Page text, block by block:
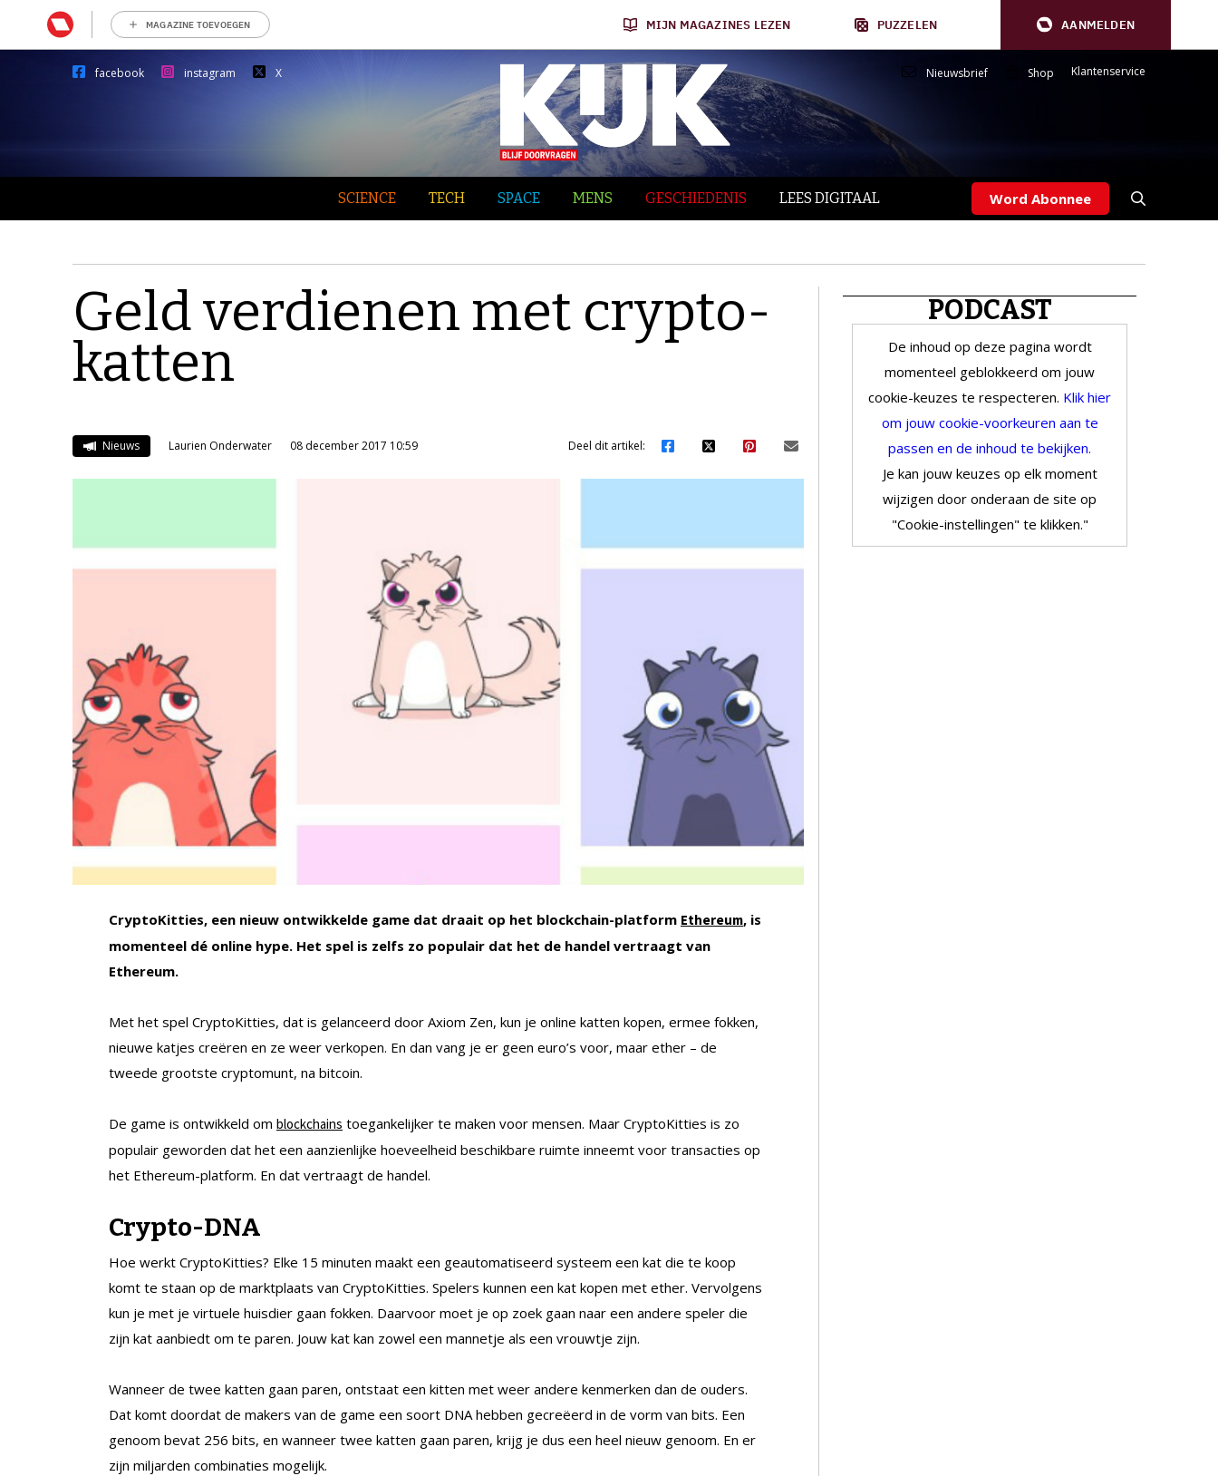
MAGAZINE TOEVOEGEN MIJN MAGAZINES LEZEN PUZZELEN AANMELDEN
facebook instagram X Nieuwsbrief Shop Klantenservice
SCIENCE TECH SPACE MENS GESCHIEDENIS LEES DIGITAAL Word Abonnee
Geld verdienen met crypto-
katten
Nieuws Laurien Onderwater 08 december 2017 10:59 Deel dit artikel:
CryptoKitties, een nieuw ontwikkelde game dat draait op het blockchain-platform Ethereum, is
momenteel dé online hype. Het spel is zelfs zo populair dat het de handel vertraagt van
Ethereum.
Met het spel CryptoKitties, dat is gelanceerd door Axiom Zen, kun je online katten kopen, ermee fokken,
nieuwe katjes creëren en ze weer verkopen. En dan vang je er geen euro’s voor, maar ether – de
tweede grootste cryptomunt, na bitcoin.
De game is ontwikkeld om blockchains toegankelijker te maken voor mensen. Maar CryptoKitties is zo
populair geworden dat het een aanzienlijke hoeveelheid beschikbare ruimte inneemt voor transacties op
het Ethereum-platform. En dat vertraagt de handel.
Crypto-DNA
Hoe werkt CryptoKitties? Elke 15 minuten maakt een geautomatiseerd systeem een kat die te koop
komt te staan op de marktplaats van CryptoKitties. Spelers kunnen een kat kopen met ether. Vervolgens
kun je met je virtuele huisdier gaan fokken. Daarvoor moet je op zoek gaan naar een andere speler die
zijn kat aanbiedt om te paren. Jouw kat kan zowel een mannetje als een vrouwtje zijn.
Wanneer de twee katten gaan paren, ontstaat een kitten met weer andere kenmerken dan de ouders.
Dat komt doordat de makers van de game een soort DNA hebben gecreëerd in de vorm van bits. Een
genoom bevat 256 bits, en wanneer twee katten gaan paren, krijg je dus een heel nieuw genoom. En er
zijn miljarden combinaties mogelijk.
PODCAST
De inhoud op deze pagina wordt
momenteel geblokkeerd om jouw
cookie-keuzes te respecteren. Klik hier
om jouw cookie-voorkeuren aan te
passen en de inhoud te bekijken.
Je kan jouw keuzes op elk moment
wijzigen door onderaan de site op
"Cookie-instellingen" te klikken."